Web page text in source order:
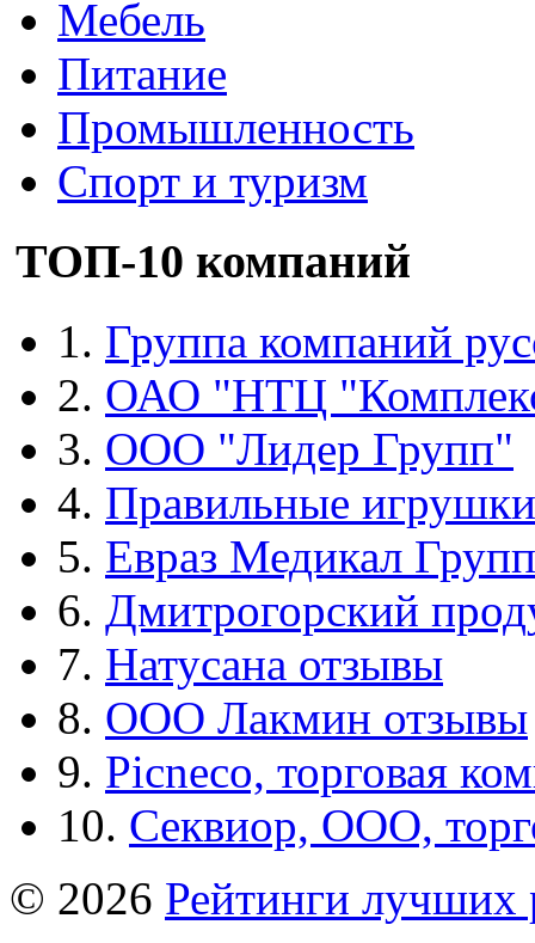
Мебель
Питание
Промышленность
Спорт и туризм
ТОП-10 компаний
1. Группа компаний
2. ОАО "НТЦ
3. ООО "Лидер Групп"
4. Правильные игрушки
5. Евраз Медикал Групп
6. Дмитрогорский
7. Натусана отзывы
8. ООО Лакмин отзывы
9. Picneco, торговая
10. Секвиор, ООО,
© 2026 Рейтинги лучших